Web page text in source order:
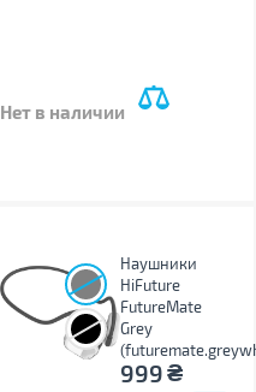
Нет в наличии
Наушники
HiFuture
FutureMate
Grey
999₴